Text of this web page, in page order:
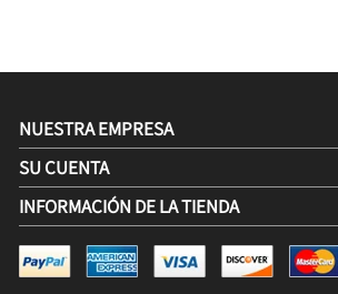
CAUDALIE STICK LABIOS 4.5 GRAMOS
NUESTRA EMPRESA
SU CUENTA
INFORMACIÓN DE LA TIENDA